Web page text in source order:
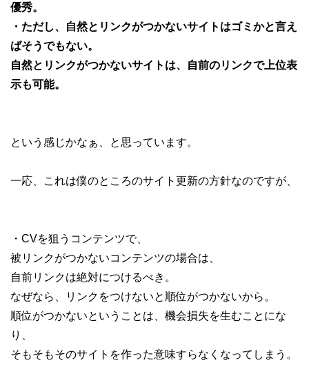
優秀。
・ただし、自然とリンクがつかないサイトはゴミかと言え
ばそうでもない。
自然とリンクがつかないサイトは、自前のリンクで上位表
示も可能。
という感じかなぁ、と思っています。
一応、これは僕のところのサイト更新の方針なのですが、
・CVを狙うコンテンツで、
被リンクがつかないコンテンツの場合は、
自前リンクは絶対につけるべき。
なぜなら、リンクをつけないと順位がつかないから。
順位がつかないということは、機会損失を生むことにな
り、
そもそもそのサイトを作った意味すらなくなってしまう。